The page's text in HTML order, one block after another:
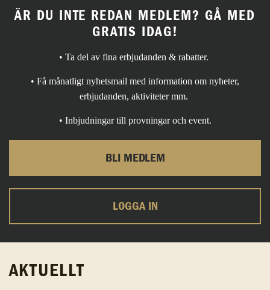
ÄR DU INTE REDAN MEDLEM? GÅ MED
GRATIS IDAG!
• Ta del av fina erbjudanden & rabatter.
• Få månatligt nyhetsmail med information om nyheter,
erbjudanden, aktiviteter mm.
• Inbjudningar till provningar och event.
BLI MEDLEM
LOGGA IN
AKTUELLT